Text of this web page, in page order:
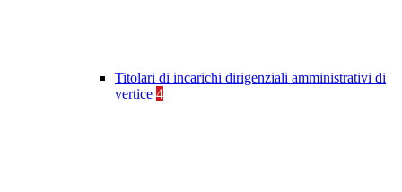
Titolari di incarichi dirigenziali amministrativi di
vertice 4